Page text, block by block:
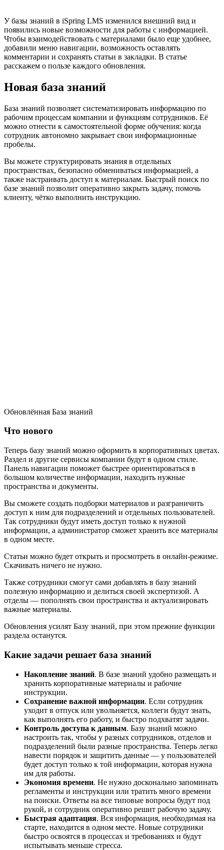
У базы знаний в iSpring LMS изменился внешний вид и
появились новые возможности для работы с информацией.
Чтобы взаимодействовать с материалами было еще удобнее,
добавили меню навигации, возможность оставлять
комментарии и сохранять статьи в закладки. В статье
расскажем о пользе каждого обновления.
Новая база знаний
База знаний позволяет систематизировать информацию по
рабочим процессам компании и функциям сотрудников. Её
можно отнести к самостоятельной форме обучения: когда
сотрудник автономно закрывает свои информационные
пробелы.
Вы можете структурировать знания в отдельных
пространствах, безопасно обмениваться информацией, а
также настраивать доступ к материалам. Быстрый поиск по
базе знаний позволит оперативно закрыть задачу, помочь
клиенту, чётко выполнить инструкцию.
Обновлённая База знаний
Что нового
Теперь базу знаний можно оформить в корпоративных цветах.
Раздел и другие сервисы компании будут в одном стиле.
Панель навигации поможет быстрее ориентироваться в
большом количестве информации, находить нужные
пространства и документы.
Вы сможете создать подборки материалов и разграничить
доступ к ним для подразделений и отдельных пользователей.
Так сотрудники будут иметь доступ только к нужной
информации, а администратор сможет хранить все материалы
в одном месте.
Статьи можно будет открыть и просмотреть в онлайн-режиме.
Скачивать ничего не нужно.
Также сотрудники смогут сами добавлять в базу знаний
полезную информацию и делиться своей экспертизой. А
отделы — пополнять свои пространства и актуализировать
важные материалы.
Обновления усилят Базу знаний, при этом прежние функции
раздела останутся.
Какие задачи решает база знаний
Накопление знаний. В базе знаний удобно размещать и
хранить корпоративные материалы и рабочие
инструкции.
Сохранение важной информации. Если сотрудник
уходит в отпуск или увольняется, коллеги будут знать,
как выполнять его работу, и быстро подхватят задачи.
Контроль доступа к данным. Базу знаний можно
настроить так, чтобы у разных сотрудников, отделов и
подразделений были разные пространства. Теперь легко
навести порядок и защитить данные — у пользователей
будет доступ только к той информации, которая нужна
им для работы.
Экономия времени. Не нужно досконально запоминать
регламенты и инструкции или тратить много времени
на поиски. Ответы на все типовые вопросы будут под
рукой, и сотрудник оперативно решит рабочую задачу.
Быстрая адаптация. Вся информация, необходимая на
старте, находится в одном месте. Новые сотрудники
быстро освоятся в процессах и требованиях и будут
испытывать меньше стресса.